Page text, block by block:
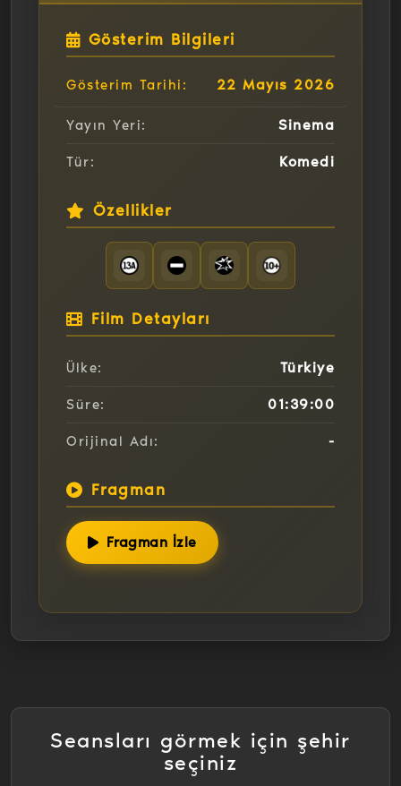
Gösterim Bilgileri
Gösterim Tarihi: 22 Mayıs 2026
Yayın Yeri: Sinema
Tür: Komedi
Özellikler
Film Detayları
Ülke: Türkiye
Süre: 01:39:00
Orijinal Adı: -
Fragman
Fragman İzle
Seansları görmek için şehir
seçiniz